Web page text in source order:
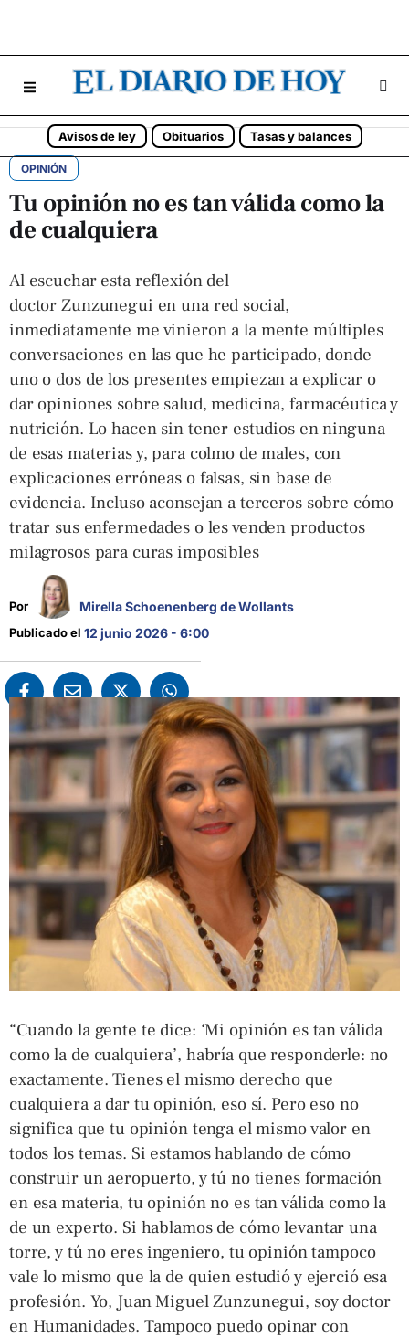
Avisos de ley Obituarios Tasas y balances
OPINIÓN
Tu opinión no es tan válida como la
de cualquiera
Al escuchar esta reflexión del
doctor Zunzunegui en una red social,
inmediatamente me vinieron a la mente múltiples
conversaciones en las que he participado, donde
uno o dos de los presentes empiezan a explicar o
dar opiniones sobre salud, medicina, farmacéutica y
nutrición. Lo hacen sin tener estudios en ninguna
de esas materias y, para colmo de males, con
explicaciones erróneas o falsas, sin base de
evidencia. Incluso aconsejan a terceros sobre cómo
tratar sus enfermedades o les venden productos
milagrosos para curas imposibles
Por Mirella Schoenenberg de Wollants
Publicado el 12 junio 2026 - 6:00
“Cuando la gente te dice: ‘Mi opinión es tan válida
como la de cualquiera’, habría que responderle: no
exactamente. Tienes el mismo derecho que
cualquiera a dar tu opinión, eso sí. Pero eso no
significa que tu opinión tenga el mismo valor en
todos los temas. Si estamos hablando de cómo
construir un aeropuerto, y tú no tienes formación
en esa materia, tu opinión no es tan válida como la
de un experto. Si hablamos de cómo levantar una
torre, y tú no eres ingeniero, tu opinión tampoco
vale lo mismo que la de quien estudió y ejerció esa
profesión. Yo, Juan Miguel Zunzunegui, soy doctor
en Humanidades. Tampoco puedo opinar con